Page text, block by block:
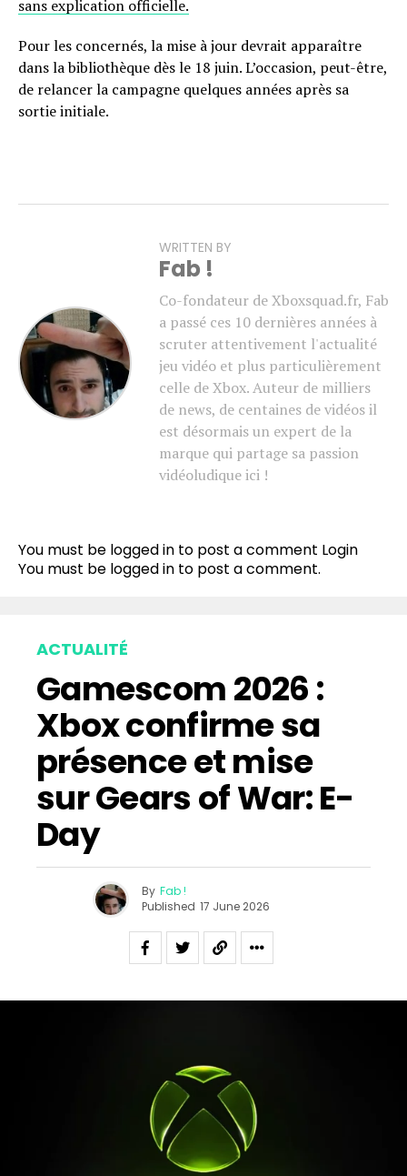
sans explication officielle.
Pour les concernés, la mise à jour devrait apparaître
dans la bibliothèque dès le 18 juin. L’occasion, peut-être,
de relancer la campagne quelques années après sa
sortie initiale.
WRITTEN BY
Fab !
Co-fondateur de Xboxsquad.fr, Fab
a passé ces 10 dernières années à
scruter attentivement l'actualité
jeu vidéo et plus particulièrement
celle de Xbox. Auteur de milliers
de news, de centaines de vidéos il
est désormais un expert de la
marque qui partage sa passion
vidéoludique ici !
You must be logged in to post a comment Login
You must be logged in to post a comment.
ACTUALITÉ
Gamescom 2026 :
Xbox confirme sa
présence et mise
sur Gears of War: E-
Day
By Fab !
Published 17 June 2026